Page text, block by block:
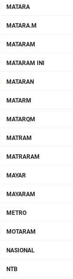
MATARA
MATARA.M
MATARAM
MATARAM INI
MATARAN
MATARM
MATARQM
MATRAM
MATRARAM
MAYAR
MAYARAM
METRO
MOTARAM
NASIONAL
NTB